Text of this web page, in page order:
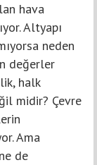
hava
Altyapı
neden
değerler
halk
midir? Çevre
Ama
de